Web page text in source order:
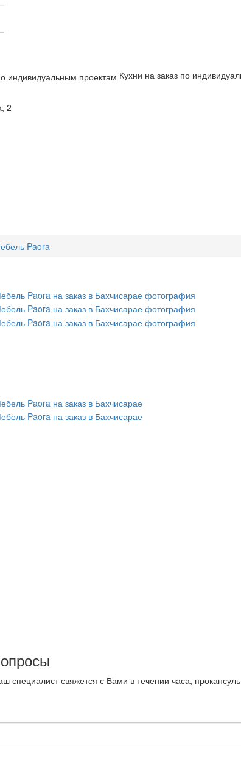
Кухни на заказ по
2
Paora
специалист свяжется с Вами в течении часа,